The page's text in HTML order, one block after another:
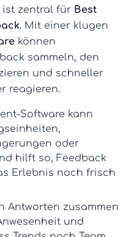
ist zentral für Best
. Mit einer klugen
können
sammeln, den
und schneller
reagieren.
Software kann
oder
hilft so, Feedback
Erlebnis noch frisch
Antworten zusammen
und